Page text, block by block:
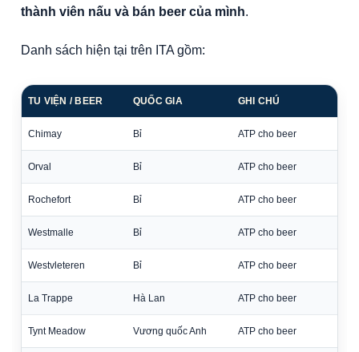
thành viên nấu và bán beer của mình.
Danh sách hiện tại trên ITA gồm:
TU VIỆN / BEER QUỐC GIA GHI CHÚ
Chimay Bỉ ATP cho beer
Orval Bỉ ATP cho beer
Rochefort Bỉ ATP cho beer
Westmalle Bỉ ATP cho beer
Westvleteren Bỉ ATP cho beer
La Trappe Hà Lan ATP cho beer
Tynt Meadow Vương quốc Anh ATP cho beer